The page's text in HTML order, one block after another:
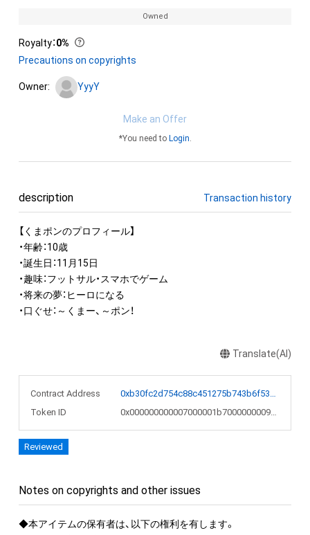
Owned
Royalty：0%
Precautions on copyrights
Owner: YyyY
Make an Offer
*You need to Login.
description Transaction history
【くまポンのプロフィール】
・年齢：10歳
・誕生日：11月15日
・趣味：フットサル・スマホでゲーム
・将来の夢：ヒーロになる
・口ぐせ：～くまー、～ポン！
Translate(AI)
Contract Address
0xb30fc2d754c88c451275b743b6f530f19f643683
Token ID
0x000000000007000001b70000000098bc
Reviewed
Notes on copyrights and other issues
◆本アイテムの保有者は、以下の権利を有します。